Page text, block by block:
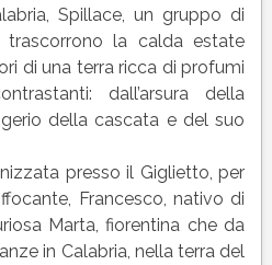
Spillace, un gruppo di
trascorrono la calda estate
di una terra ricca di profumi
dall’arsura della
della cascata e del suo
presso il Giglietto, per
Francesco, nativo di
Marta, fiorentina che da
in Calabria, nella terra del